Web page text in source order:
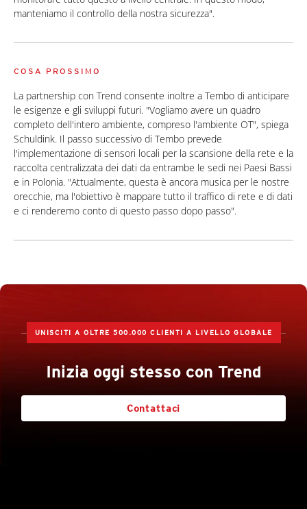
manteniamo il controllo della nostra sicurezza".
COSA PROSSIMO
La partnership con Trend consente inoltre a Tembo di anticipare
le esigenze e gli sviluppi futuri. "Vogliamo avere un quadro
completo dell'intero ambiente, compreso l'ambiente OT", spiega
Schuldink. Il passo successivo di Tembo prevede
l'implementazione di sensori locali per la scansione della rete e la
raccolta centralizzata dei dati da entrambe le sedi nei Paesi Bassi
e in Polonia. "Attualmente, questa è ancora musica per le nostre
orecchie, ma l'obiettivo è mappare tutto il traffico di rete e di dati
e ci renderemo conto di questo passo dopo passo".
UNISCITI A OLTRE 500.000 CLIENTI A LIVELLO GLOBALE
Inizia oggi stesso con Trend
Contattaci